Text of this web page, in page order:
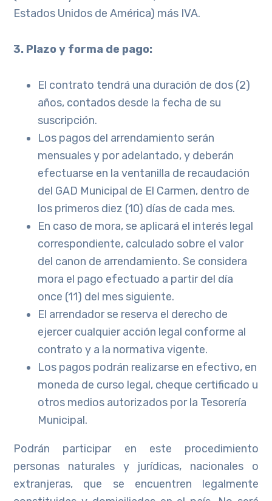
Estados Unidos de América) más IVA.
3. Plazo y forma de pago:
El contrato tendrá una duración de dos (2)
años, contados desde la fecha de su
suscripción.
Los pagos del arrendamiento serán
mensuales y por adelantado, y deberán
efectuarse en la ventanilla de recaudación
del GAD Municipal de El Carmen, dentro de
los primeros diez (10) días de cada mes.
En caso de mora, se aplicará el interés legal
correspondiente, calculado sobre el valor
del canon de arrendamiento. Se considera
mora el pago efectuado a partir del día
once (11) del mes siguiente.
El arrendador se reserva el derecho de
ejercer cualquier acción legal conforme al
contrato y a la normativa vigente.
Los pagos podrán realizarse en efectivo, en
moneda de curso legal, cheque certificado u
otros medios autorizados por la Tesorería
Municipal.
Podrán participar en este procedimiento
personas naturales y jurídicas, nacionales o
extranjeras, que se encuentren legalmente